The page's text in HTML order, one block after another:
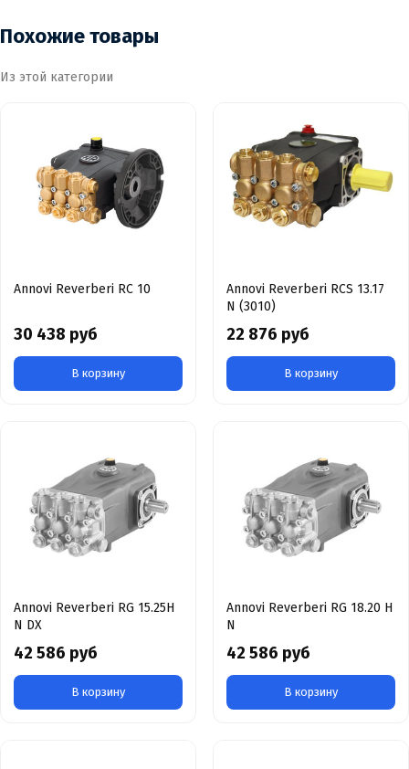
Похожие товары
Из этой категории
Annovi Reverberi RC 10
30 438 руб
В корзину
Annovi Reverberi RCS 13.17
N (3010)
22 876 руб
В корзину
Annovi Reverberi RG 15.25H
N DX
42 586 руб
В корзину
Annovi Reverberi RG 18.20 H
N
42 586 руб
В корзину